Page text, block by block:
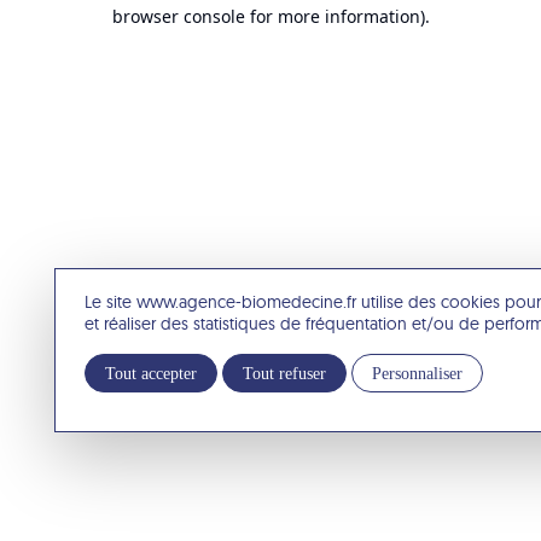
Le site www.agence-biomedecine.fr utilise des cookies
et réaliser des statistiques de fréquentation et/ou de
Tout accepter Tout refuser Personnaliser
browser console for more information).